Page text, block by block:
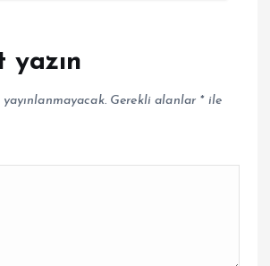
yazın
Gerekli alanlar *ile